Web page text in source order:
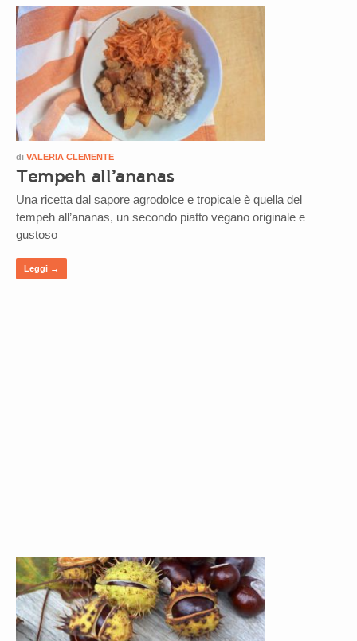
di VALERIA CLEMENTE
Tempeh all’ananas
Una ricetta dal sapore agrodolce e tropicale è quella del
tempeh all’ananas, un secondo piatto vegano originale e
gustoso
Leggi →